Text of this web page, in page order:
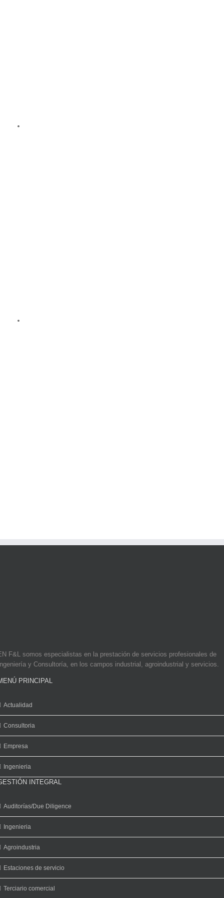
F&L somos especialistas en la prestación de servicios profesionales de
y Consultoría, en los campos industrial, agroindustrial y servicios.
PRINCIPAL
Actualidad
Consultoria
Empresa
Ingenieria
INTEGRAL
Auditorías/Due Diligence
Ingenieria
Agroindustria
Estaciones de servicio
Terciario comercial